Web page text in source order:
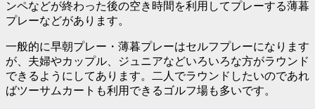
ンペなどが終わった後の空き時間を利用してプレーする薄暮
プレーなどがあります。
一般的に早朝プレー・薄暮プレーはセルフプレーになります
が、夫婦やカップル、ジュニアなどいろいろな方がラウンド
できるようにしてあります。二人でラウンドしたいのであれ
ばツーサムカートも利用できるゴルフ場も多いです。